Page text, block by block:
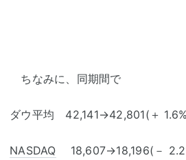
ちなみに、同期間で
ダウ平均 42,141→42,801(＋
NASDAQ 18,607→18,196(－